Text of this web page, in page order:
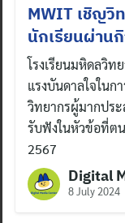
MWIT เชิญวิ
นักเรียนผ่าน
โรงเรียนมหิดลวิท
แรงบันดาลใจในก
วิทยากรผู้มากประ
รับฟังในหัวข้อที่ต
2567
Digital
8 July 2024